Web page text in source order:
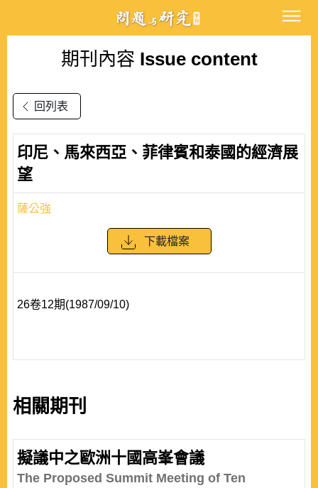
期刊內容 Issue content
回列表
印尼、馬來西亞、菲律賓和泰國的經濟展
望
薩公強
下載檔案
26卷12期(1987/09/10)
相關期刊
擬議中之歐洲十國高峯會議
The Proposed Summit Meeting of Ten